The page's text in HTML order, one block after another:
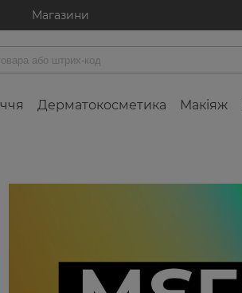
Магазини
Дерматокосметика Макіяж